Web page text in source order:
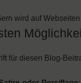
wird auf
für diesen Blog-